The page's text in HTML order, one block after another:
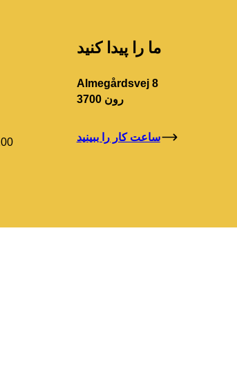
ما را پیدا کنید
Almegårdsvej 8
3700 رون
ساعت کار را ببینید